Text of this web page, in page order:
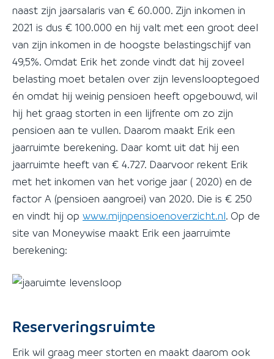
naast zijn jaarsalaris van € 60.000. Zijn inkomen in
2021 is dus € 100.000 en hij valt met een groot deel
van zijn inkomen in de hoogste belastingschijf van
49,5%. Omdat Erik het zonde vindt dat hij zoveel
belasting moet betalen over zijn levenslooptegoed
én omdat hij weinig pensioen heeft opgebouwd, wil
hij het graag storten in een lijfrente om zo zijn
pensioen aan te vullen. Daarom maakt Erik een
jaarruimte berekening. Daar komt uit dat hij een
jaarruimte heeft van € 4.727. Daarvoor rekent Erik
met het inkomen van het vorige jaar ( 2020) en de
factor A (pensioen aangroei) van 2020. Die is € 250
en vindt hij op www.mijnpensioenoverzicht.nl. Op de
site van Moneywise maakt Erik een jaarruimte
berekening:
Reserveringsruimte
Erik wil graag meer storten en maakt daarom ook